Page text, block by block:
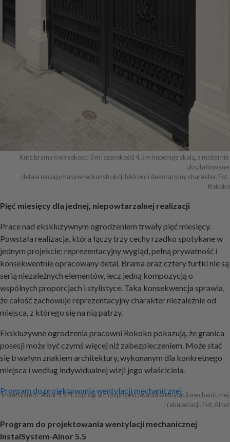
Kuta brama o wysokości 3 m i szerokości 4,5 m imponuje skalą, a misternie
ukształtowane
detale nadają masywnej konstrukcji lekkość i dekoracyjny charakter. Fot.
Rokoko
Pięć miesięcy dla jednej, niepowtarzalnej realizacji
Prace nad ekskluzywnym ogrodzeniem trwały pięć miesięcy.
Powstała realizacja, która łączy trzy cechy rzadko spotykane w
jednym projekcie: reprezentacyjny wygląd, pełną prywatność i
konsekwentnie opracowany detal. Brama oraz cztery furtki nie są
serią niezależnych elementów, lecz jedną kompozycją o
wspólnych proporcjach i stylistyce. Taka konsekwencja sprawia,
że całość zachowuje reprezentacyjny charakter niezależnie od
miejsca, z którego się na nią patrzy.
Ekskluzywne ogrodzenia pracowni Rokoko pokazują, że granica
posesji może być czymś więcej niż zabezpieczeniem. Może stać
się trwałym znakiem architektury, wykonanym dla konkretnego
miejsca i według indywidualnej wizji jego właściciela.
Nawigacja
Program do projektowania wentylacji mechanicznej
InstalSystem-Alnor 5.5 PL to program do projektowania wentylacji mechanicznej
i rekuperacji. Fot. Alnor
Program do projektowania wentylacji mechanicznej
InstalSystem-Alnor 5.5